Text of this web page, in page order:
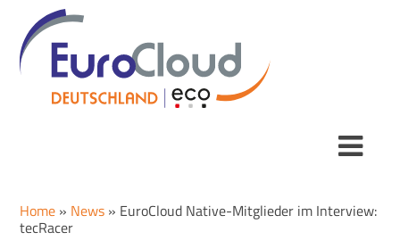
Home » News » EuroCloud Native-Mitglieder im Interview:
tecRacer